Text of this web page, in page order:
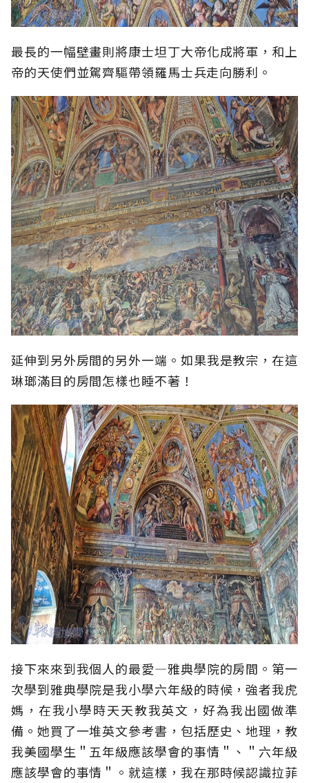
最長的一幅壁畫則將康士坦丁大帝化成將軍，和上
帝的天使們並駕齊驅帶領羅馬士兵走向勝利。
延伸到另外房間的另外一端。如果我是教宗，在這
琳瑯滿目的房間怎樣也睡不著！
接下來來到我個人的最愛—雅典學院的房間。第一
次學到雅典學院是我小學六年級的時候，強者我虎
媽，在我小學時天天教我英文，好為我出國做準
備。她買了一堆英文參考書，包括歷史、地理，教
我美國學生＂五年級應該學會的事情＂、＂六年級
應該學會的事情＂。就這樣，我在那時候認識拉菲